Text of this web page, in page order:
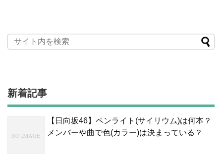
新着記事
【日向坂46】ペンライト(サイリウム)は何本？
メンバーや曲で色(カラー)は決まっている？